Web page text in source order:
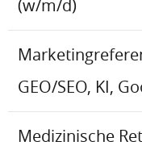
(w/m/d)
GEO/SEO, KI,
Medizinische